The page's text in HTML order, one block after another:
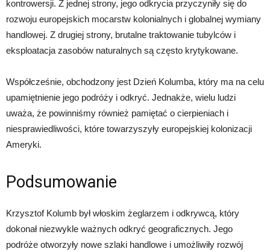
kontrowersji. Z jednej strony, jego odkrycia przyczyniły się do
rozwoju europejskich mocarstw kolonialnych i globalnej wymiany
handlowej. Z drugiej strony, brutalne traktowanie tubylców i
eksploatacja zasobów naturalnych są często krytykowane.
Współcześnie, obchodzony jest Dzień Kolumba, który ma na celu
upamiętnienie jego podróży i odkryć. Jednakże, wielu ludzi
uważa, że powinniśmy również pamiętać o cierpieniach i
niesprawiedliwości, które towarzyszyły europejskiej kolonizacji
Ameryki.
Podsumowanie
Krzysztof Kolumb był włoskim żeglarzem i odkrywcą, który
dokonał niezwykle ważnych odkryć geograficznych. Jego
podróże otworzyły nowe szlaki handlowe i umożliwiły rozwój